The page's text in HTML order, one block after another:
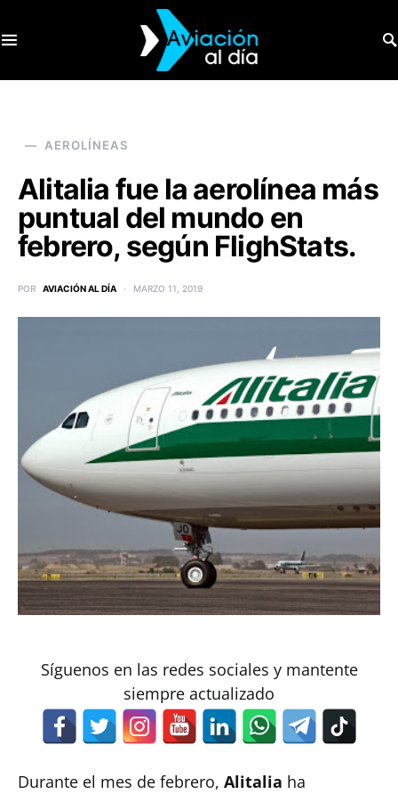
AEROLÍNEAS
Alitalia fue la aerolínea más
puntual del mundo en
febrero, según FlighStats.
POR AVIACIÓN AL DÍA MARZO 11, 2019
Síguenos en las redes sociales y mantente
siempre actualizado
Durante el mes de febrero, Alitalia ha